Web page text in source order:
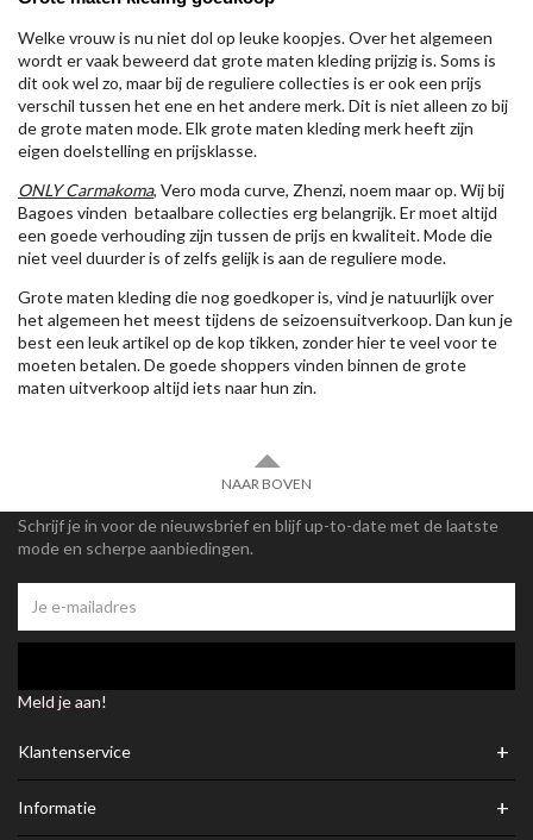
Welke vrouw is nu niet dol op leuke koopjes. Over het algemeen
wordt er vaak beweerd dat grote maten kleding prijzig is. Soms is
dit ook wel zo, maar bij de reguliere collecties is er ook een prijs
verschil tussen het ene en het andere merk. Dit is niet alleen zo bij
de grote maten mode. Elk grote maten kleding merk heeft zijn
eigen doelstelling en prijsklasse.
ONLY Carmakoma, Vero moda curve, Zhenzi, noem maar op. Wij bij
Bagoes vinden betaalbare collecties erg belangrijk. Er moet altijd
een goede verhouding zijn tussen de prijs en kwaliteit. Mode die
niet veel duurder is of zelfs gelijk is aan de reguliere mode.
Grote maten kleding die nog goedkoper is, vind je natuurlijk over
het algemeen het meest tijdens de seizoensuitverkoop. Dan kun je
best een leuk artikel op de kop tikken, zonder hier te veel voor te
moeten betalen. De goede shoppers vinden binnen de grote
maten uitverkoop altijd iets naar hun zin.
NAAR BOVEN
Schrijf je in voor de nieuwsbrief en blijf up-to-date met de laatste
mode en scherpe aanbiedingen.
Meld je aan!
Klantenservice +
Informatie +